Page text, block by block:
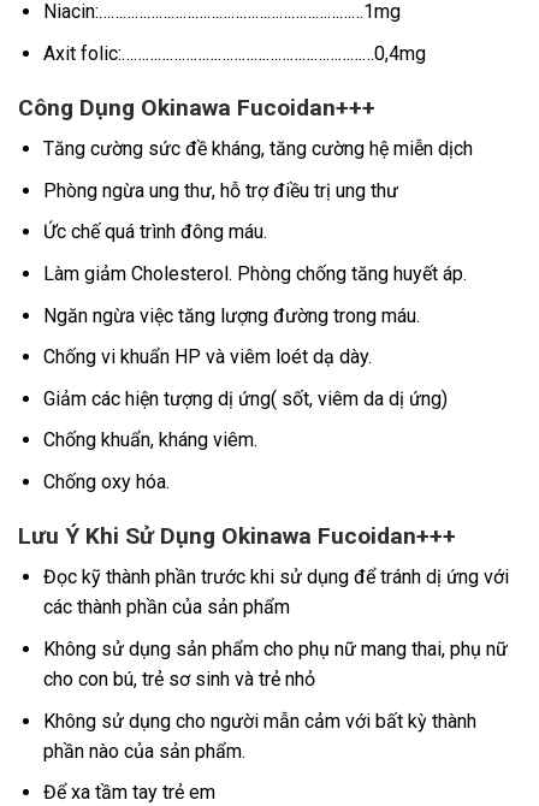
Niacin:…………………………………………………………1mg
Axit folic:………………………………………………………0,4mg
Công Dụng Okinawa Fucoidan+++
Tăng cường sức đề kháng, tăng cường hệ miễn dịch
Phòng ngừa ung thư, hỗ trợ điều trị ung thư
Ức chế quá trình đông máu.
Làm giảm Cholesterol. Phòng chống tăng huyết áp.
Ngăn ngừa việc tăng lượng đường trong máu.
Chống vi khuẩn HP và viêm loét dạ dày.
Giảm các hiện tượng dị ứng( sốt, viêm da dị ứng)
Chống khuẩn, kháng viêm.
Chống oxy hóa.
Lưu Ý Khi Sử Dụng Okinawa Fucoidan+++
Đọc kỹ thành phần trước khi sử dụng để tránh dị ứng với
các thành phần của sản phẩm
Không sử dụng sản phẩm cho phụ nữ mang thai, phụ nữ
cho con bú, trẻ sơ sinh và trẻ nhỏ
Không sử dụng cho người mẫn cảm với bất kỳ thành
phần nào của sản phẩm.
Để xa tầm tay trẻ em